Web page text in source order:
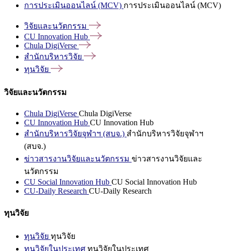
การประเมินออนไลน์ (MCV) การประเมินออนไลน์ (MCV)
วิจัยและนวัตกรรม
CU Innovation Hub
Chula DigiVerse
สำนักบริหารวิจัย
ทุนวิจัย
วิจัยและนวัตกรรม
Chula DigiVerse Chula DigiVerse
CU Innovation Hub CU Innovation Hub
สำนักบริหารวิจัยจุฬาฯ (สบจ.) สำนักบริหารวิจัยจุฬาฯ
(สบจ.)
ข่าวสารงานวิจัยและนวัตกรรม ข่าวสารงานวิจัยและ
นวัตกรรม
CU Social Innovation Hub CU Social Innovation Hub
CU-Daily Research CU-Daily Research
ทุนวิจัย
ทุนวิจัย ทุนวิจัย
ทุนวิจัยในประเทศ ทุนวิจัยในประเทศ